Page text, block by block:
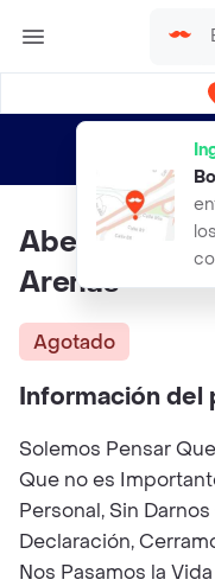
envíos
Abecedario -
Arenas
Agotado
Información del
Solemos Pensar
Que no es
Personal, Sin
Declaración,
Nos Pasamos la